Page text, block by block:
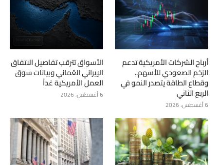
أرباح الشركات الأمريكية تدعم
الزخم الصعودي للأسهم..
وقطاع الطاقة يتصدر النمو في
الربع الثاني
6 أغسطس، 2026
الأسواق تترقب تفاصيل الاتفاق
الإيراني العُماني وبيانات سوق
العمل الأمريكية غداً
6 أغسطس، 2026